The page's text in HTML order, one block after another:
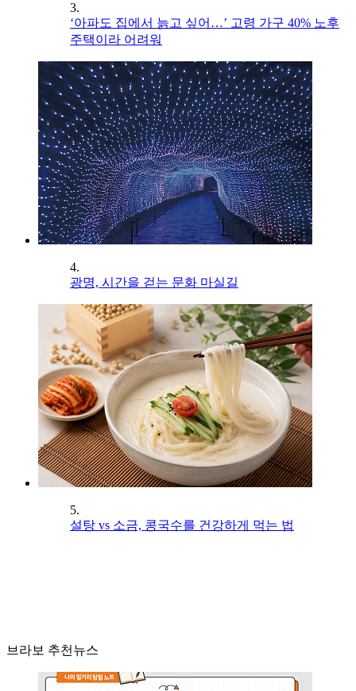
3.
‘아파도 집에서 늙고 싶어…’ 고령 가구 40% 노후
주택이라 어려워
4.
광명, 시간을 걷는 문화 마실길
5.
설탕 vs 소금, 콩국수를 건강하게 먹는 법
브라보 추천뉴스